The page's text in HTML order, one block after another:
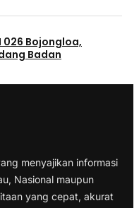
026 Bojongloa,
Badan
menyajikan informasi
Nasional maupun
yang cepat, akurat